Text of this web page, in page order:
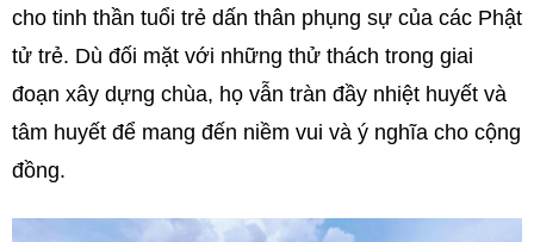
cho tinh thần tuổi trẻ dấn thân phụng sự của các Phật
tử trẻ. Dù đối mặt với những thử thách trong giai
đoạn xây dựng chùa, họ vẫn tràn đầy nhiệt huyết và
tâm huyết để mang đến niềm vui và ý nghĩa cho cộng
đồng.